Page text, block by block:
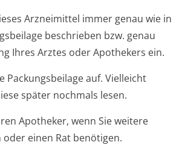
Arzneimittel immer genau wie in
beschrieben bzw. genau
Ihres Arztes oder Apothekers ein.
Packungsbeilage auf. Vielleicht
später nochmals lesen.
Apotheker, wenn Sie weitere
einen Rat benötigen.